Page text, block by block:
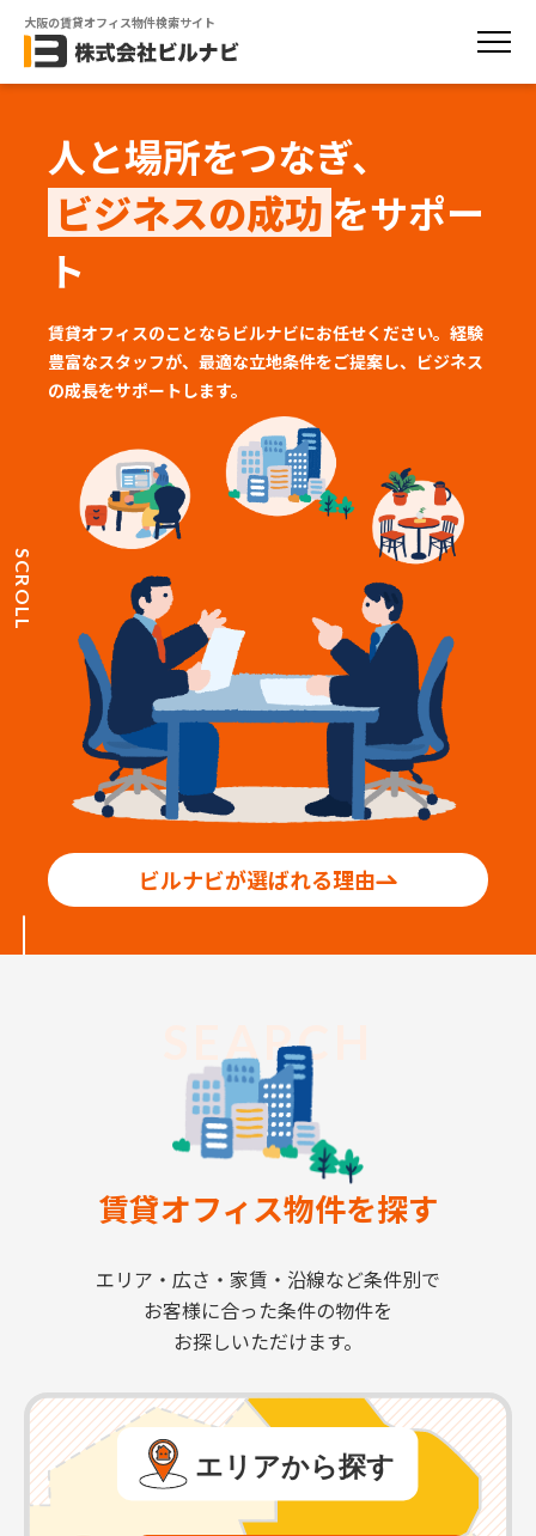
大阪の賃貸オフィス物件検索サイト
人と場所をつなぎ、
ビジネスの成功 をサポー
ト
賃貸オフィスのことならビルナビにお任せください。経験
豊富なスタッフが、 最適な立地条件をご提案し、ビジネス
の成長をサポートします。
ビルナビが選ばれる理由
SCROLL
SEARCH
賃貸オフィス物件を探す
エリア・広さ・家賃・沿線など条件別で
お客様に合った条件の物件を
お探しいただけます。